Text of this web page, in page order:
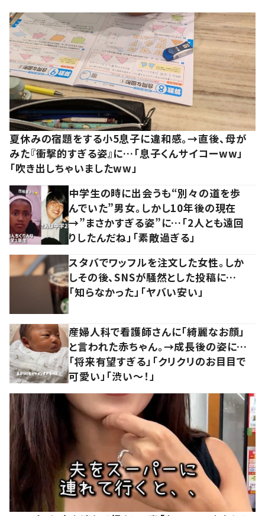
夏休みの宿題をする小5息子に違和感。→直後、母が
みた『衝撃的すぎる姿』に…「息子くんサイコーww」
「吹き出しちゃいましたww」
中学生の時に出会うも“別々の道を歩
んでいた”男女。しかし10年後の現在
→”まさかすぎる姿”に…「2人とも遠回
りしたんだね」「素敵過ぎる」
スタバでワッフルを注文した女性。しか
しその後、SNSが騒然とした投稿に…
「知らなかった」「ヤバい安い」
産婦人科で看護師さんに「綺麗なお顔」
と言われた赤ちゃん。→成長後の姿に…
「将来有望すぎる」「クリクリのお目目で
可愛い」「渋い～！」